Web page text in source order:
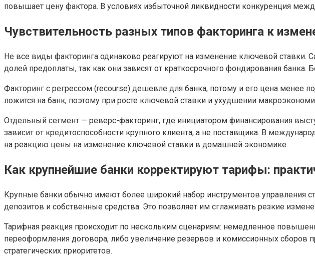
повышает цену фактора. В условиях избыточной ликвидности конкуренция
Чувствительность разных типов факторинга к
Не все виды факторинга одинаково реагируют на изменение ключевой
долей предоплаты, так как они зависят от краткосрочного фондирования
Факторинг с регрессом (recourse) дешевле для банка, потому и его цена менее
ложится на банк, поэтому при росте ключевой ставки и ухудшении
Отдельный сегмент — реверс-факторинг, где инициатором финансирования
зависит от кредитоспособности крупного клиента, а не поставщика. В
на реакцию цены на изменение ключевой ставки в домашней экономике.
Как крупнейшие банки корректируют тарифы:
Крупные банки обычно имеют более широкий набор инструментов управления
депозитов и собственные средства. Это позволяет им сглаживать резкие
Тарифная реакция происходит по нескольким сценариям: немедленное
переоформления договора, либо увеличение резервов и комиссионных сборов
стратегических приоритетов.